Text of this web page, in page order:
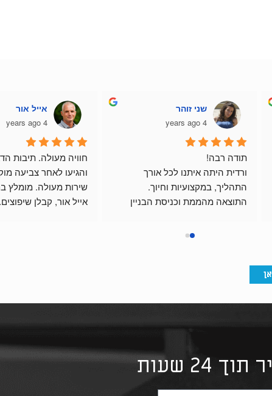
שני זוהר
4 years ago
תודה רבה!
ורדית היתה איתנו לכל אורך
התהליך, במקצועיות וחיוך.
אייל אור
4 years ago
והגיעו לאחר צביעה
שירות מעולה. מומלץ
אייל אור, קבלן שיפוצים.
שעות